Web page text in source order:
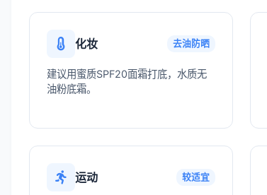
化妆 去油防晒
建议用蜜质SPF20面霜打底，水质无
油粉底霜。
运动 较适宜